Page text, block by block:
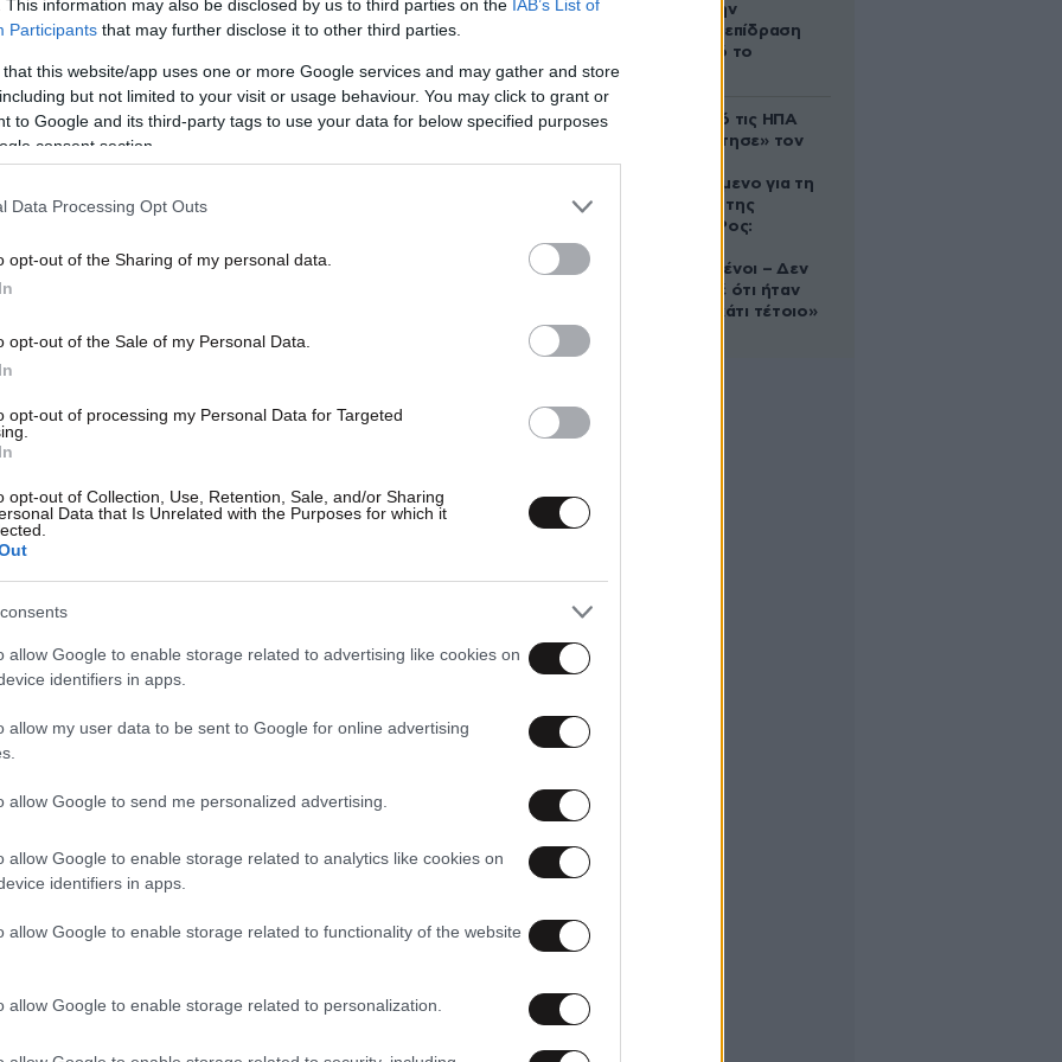
This information may also be disclosed by us to third parties on the IAB’s List of
Participants that may further disclose it to other third parties.
that this website/app uses one or more Google services and may gather and store
but not limited to your visit or usage behaviour. You may click to grant or
to Google and its third-party tags to use your data for below specified purposes
consent section.
Data Processing Opt Outs
opt-out of the Sharing of my personal data.
opt-out of the Sale of my Personal Data.
opt-out of processing my Personal Data for Targeted
opt-out of Collection, Use, Retention, Sale, and/or Sharing
Data that Is Unrelated with the Purposes for which it
allow Google to enable storage related to advertising like cookies on
identifiers in apps.
allow my user data to be sent to Google for online advertising
allow Google to send me personalized advertising.
allow Google to enable storage related to analytics like cookies on
identifiers in apps.
allow Google to enable storage related to functionality of the website
allow Google to enable storage related to personalization.
ότι θα ζητηθεί τοξικολογική εξέταση στα
να αποκλειστεί το ενδεχόμενο να τους
ατελείωτες ώρες. Άλλωστε, από
έπεφταν νωρίς για ύπνο κάθε βράδυ και
ακόμα στοιχείο είναι ότι σε πολλές
είχαν γίνει περιστατικά λεκτικής
39χρονης μπροστά στα μάτια τους.
δέχονται την
ευεργετική επίδραση
του Δία από το
Ζευγάρι από τις ΗΠΑ
που «υιοθέτησε» τον
κατηγορούμενο για τη
δολοφονία της
Ελίζαμπεθ Ρος:
συντετριμμένοι – Δεν
έδειξε ποτέ ότι ήταν
ικανός για κάτι τέτοιο»